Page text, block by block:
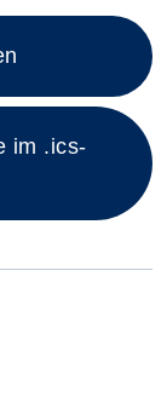
Kurs
im .ics-